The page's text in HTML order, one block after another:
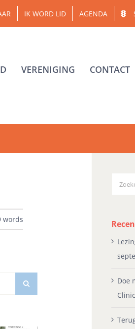
IK WORD LID AGENDA
VERENIGING CONTACT
words
Zoeken
Doe